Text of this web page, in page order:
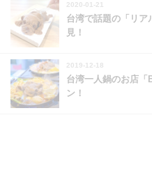
2020-01-21
台湾で話題の「リア
見！
2019-12-18
台湾一人鍋のお店
ン！